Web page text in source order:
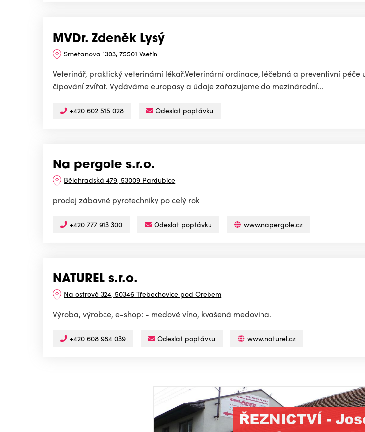
MVDr. Zdeněk Lysý
Smetanova 1303, 75501 Vsetín
Veterinář, praktický veterinární lékař.Veterinární ordinace, léčebná a preventivní péče
čipování zvířat. Vydáváme europasy a údaje zařazujeme do mezinárodní...
+420 602 515 028 Odeslat poptávku
Na pergole s.r.o.
Bělehradská 479, 53009 Pardubice
prodej zábavné pyrotechniky po celý rok
+420 777 913 300 Odeslat poptávku www.napergole.cz
NATUREL s.r.o.
Na ostrově 324, 50346 Třebechovice pod Orebem
Výroba, výrobce, e-shop: - medové víno, kvašená medovina.
+420 608 984 039 Odeslat poptávku www.naturel.cz